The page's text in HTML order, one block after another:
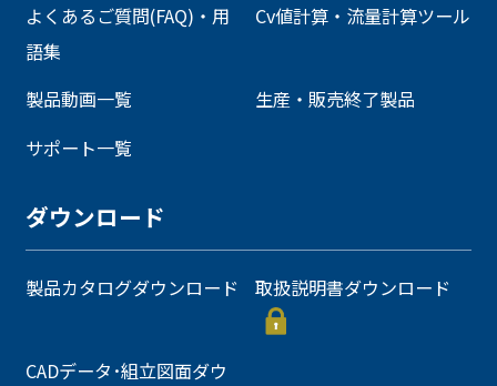
よくあるご質問(FAQ)・用
語集
Cv値計算・流量計算ツール
製品動画一覧
生産・販売終了製品
サポート一覧
ダウンロード
製品カタログダウンロード 取扱説明書ダウンロード
CADデータ･組立図面ダウ